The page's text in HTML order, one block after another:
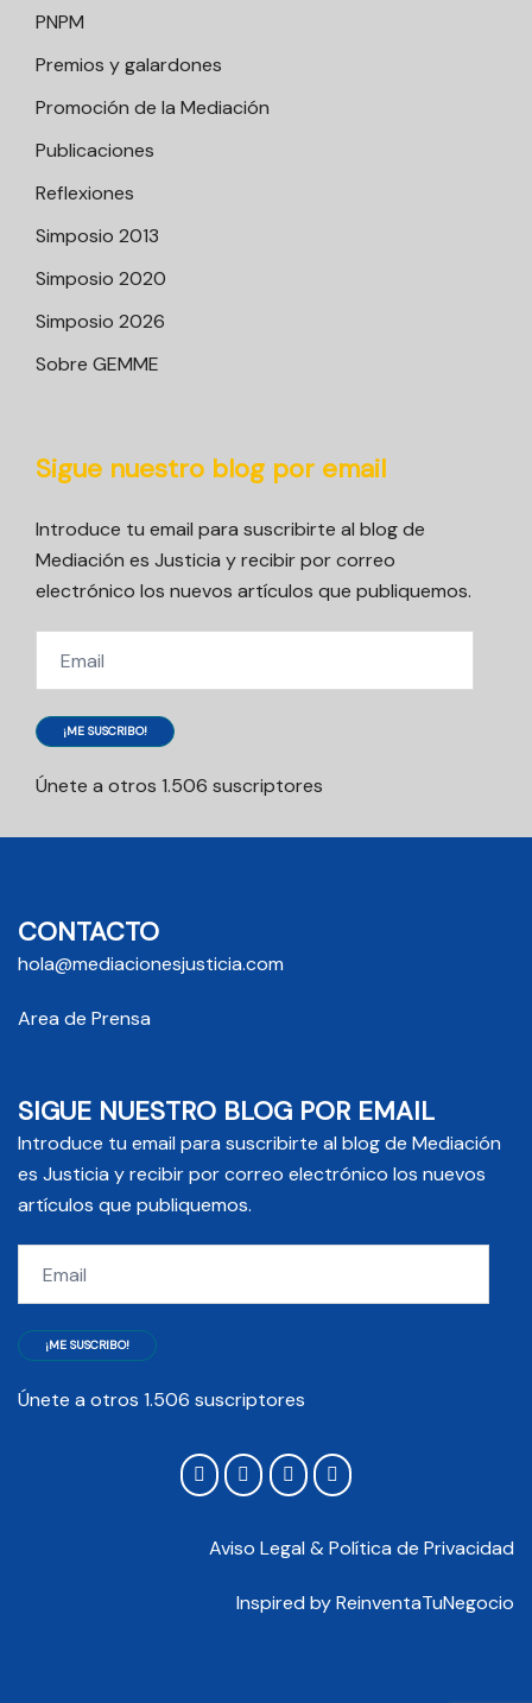
PNPM
Premios y galardones
Promoción de la Mediación
Publicaciones
Reflexiones
Simposio 2013
Simposio 2020
Simposio 2026
Sobre GEMME
Sigue nuestro blog por email
Introduce tu email para suscribirte al blog de
Mediación es Justicia y recibir por correo
electrónico los nuevos artículos que publiquemos.
¡ME SUSCRIBO!
Únete a otros 1.506 suscriptores
CONTACTO
hola@mediacionesjusticia.com
Area de Prensa
SIGUE NUESTRO BLOG POR EMAIL
Introduce tu email para suscribirte al blog de Mediación
es Justicia y recibir por correo electrónico los nuevos
artículos que publiquemos.
¡ME SUSCRIBO!
Únete a otros 1.506 suscriptores
Aviso Legal & Política de Privacidad
Inspired byReinventaTuNegocio